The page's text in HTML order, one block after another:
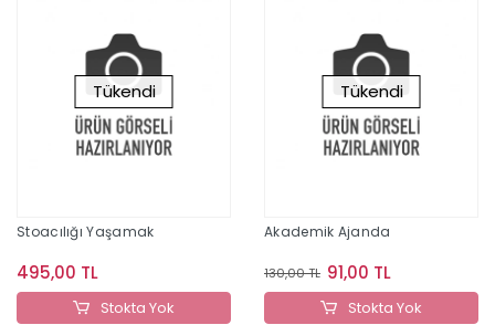
Tükendi
Stoacılığı Yaşamak
495,00 TL
Stokta Yok
Tükendi
Akademik Ajanda
130,00 TL 91,00 TL
Stokta Yok